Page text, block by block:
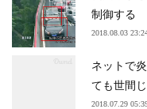
制御する
2018.08.03
ネットで
ても世間
2018.07.29